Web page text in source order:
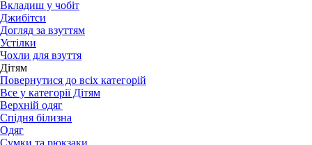
Вкладиш у чобіт
Джибітси
Догляд за взуттям
Устілки
Чохли для взуття
Дітям
Повернутися до всіх категорій
Все у категорії Дітям
Верхній одяг
Спідня білизна
Одяг
Сумки та рюкзаки